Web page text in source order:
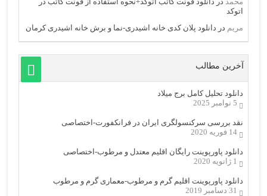
اتوکد
مریم در دانلود پلان کدی خانه اشیدری-نما و برش خانه اشیدری کرمان
آخرین مطالب
دانلود تحلیل کامل برج میلاد
5 نوامبر 2025
نقد بررسی سرکنسولگری ایران در فرانکفورت-اختصاصی
14 فوریه 2020
دانلود پاورپوینت رایگان اقلیم معتدل و مرطوب-اختصاصی
1 ژانویه 2020
دانلود پاورپوینت اقلیم گرم و مرطوب-معماری گرم و مرطوب
31 دسامبر 2019